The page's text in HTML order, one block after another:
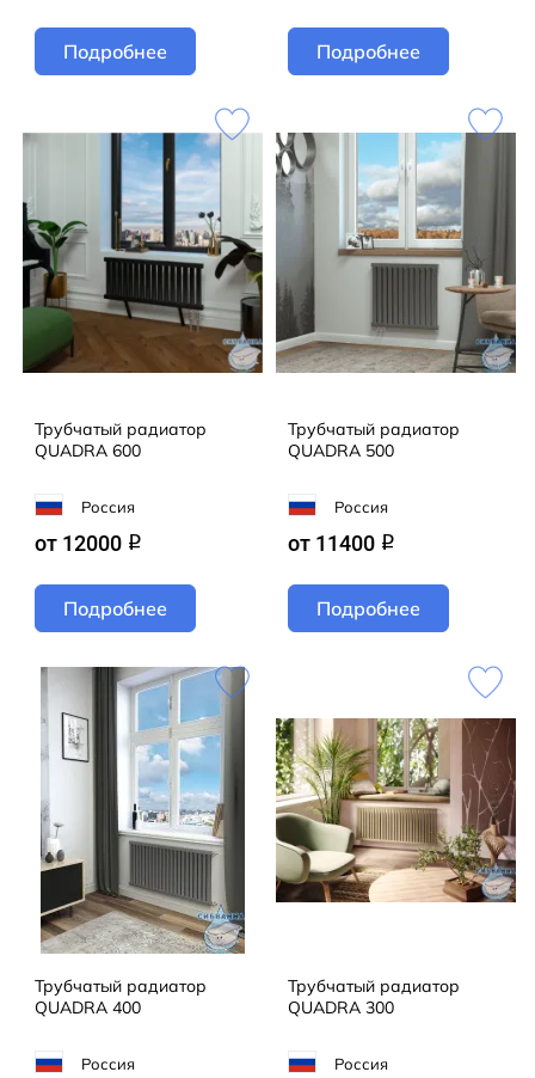
Подробнее Подробнее
Трубчатый радиатор
QUADRA 600
Россия
от 12000 q
Подробнее
Трубчатый радиатор
QUADRA 500
Россия
от 11400 q
Подробнее
Трубчатый радиатор
QUADRA 400
Россия
Трубчатый радиатор
QUADRA 300
Россия